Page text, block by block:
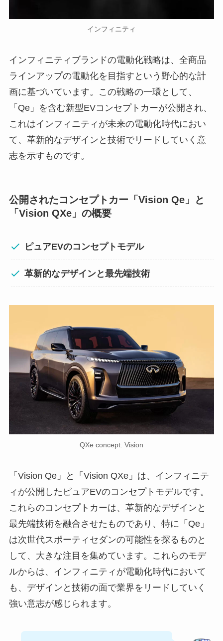
インフィニティ
インフィニティブランドの電動化戦略は、全商品
ラインアップの電動化を目指すという野心的な計
画に基づいています。この戦略の一環として、
「Qe」を含む新型EVコンセプトカーが公開され、
これはインフィニティが未来の電動化時代におい
て、革新的なデザインと技術でリードしていく意
志を示すものです。
公開されたコンセプトカー「Vision Qe」と
「Vision QXe」の概要
ピュアEVのコンセプトモデル
革新的なデザインと最先端技術
QXe concept. Vision
「Vision Qe」と「Vision QXe」は、インフィニテ
ィが公開したピュアEVのコンセプトモデルです。
これらのコンセプトカーは、革新的なデザインと
最先端技術を融合させたものであり、特に「Qe」
は次世代スポーティセダンの可能性を探るものと
して、大きな注目を集めています。これらのモデ
ルからは、インフィニティが電動化時代において
も、デザインと技術の面で業界をリードしていく
強い意志が感じられます。